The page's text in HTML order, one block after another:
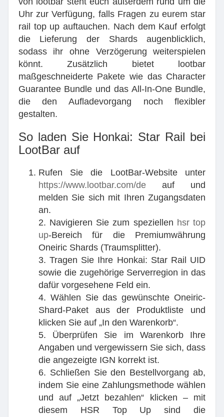
Uhr zur Verfügung, falls Fragen zu eurem star
rail top up auftauchen. Nach dem Kauf erfolgt
die Lieferung der Shards augenblicklich,
sodass ihr ohne Verzögerung weiterspielen
könnt. Zusätzlich bietet lootbar
maßgeschneiderte Pakete wie das Character
Guarantee Bundle und das All-In-One Bundle,
die den Aufladevorgang noch flexibler
gestalten.
So laden Sie Honkai: Star Rail bei
LootBar auf
Rufen Sie die LootBar-Website unter
https://www.lootbar.com/deauf und
melden Sie sich mit Ihren Zugangsdaten
an.
2. Navigieren Sie zum speziellen hsr top
up-Bereich für die Premiumwährung
Oneiric Shards (Traumsplitter).
3. Tragen Sie Ihre Honkai: Star Rail UID
sowie die zugehörige Serverregion in das
dafür vorgesehene Feld ein.
4. Wählen Sie das gewünschte Oneiric-
Shard-Paket aus der Produktliste und
klicken Sie auf „In den Warenkorb“.
5. Überprüfen Sie im Warenkorb Ihre
Angaben und vergewissern Sie sich, dass
die angezeigte IGN korrekt ist.
6. Schließen Sie den Bestellvorgang ab,
indem Sie eine Zahlungsmethode wählen
und auf „Jetzt bezahlen“ klicken – mit
diesem HSR Top Up sind die